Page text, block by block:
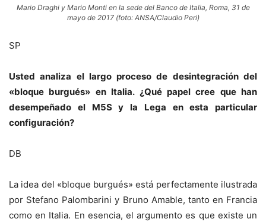
Mario Draghi y Mario Monti en la sede del Banco de Italia, Roma, 31 de
mayo de 2017 (foto: ANSA/Claudio Peri)
SP
Usted analiza el largo proceso de desintegración del
«bloque burgués» en Italia. ¿Qué papel cree que han
desempeñado el M5S y la Lega en esta particular
configuración?
DB
La idea del «bloque burgués» está perfectamente ilustrada
por Stefano Palombarini y Bruno Amable, tanto en Francia
como en Italia. En esencia, el argumento es que existe un